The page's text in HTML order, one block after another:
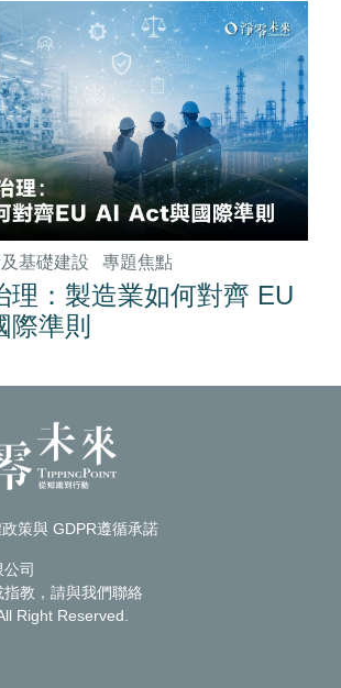
基礎建設 專題焦點
理：製造業如何對齊 EU
際準則
政策與 GDPR遵循承諾
司
指教，請與我們聯絡
Right Reserved.